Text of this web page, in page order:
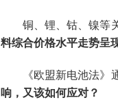
铜、锂、钴、镍等
料综合价格水平走势呈
《欧盟新电池法
响，又该如何应对？